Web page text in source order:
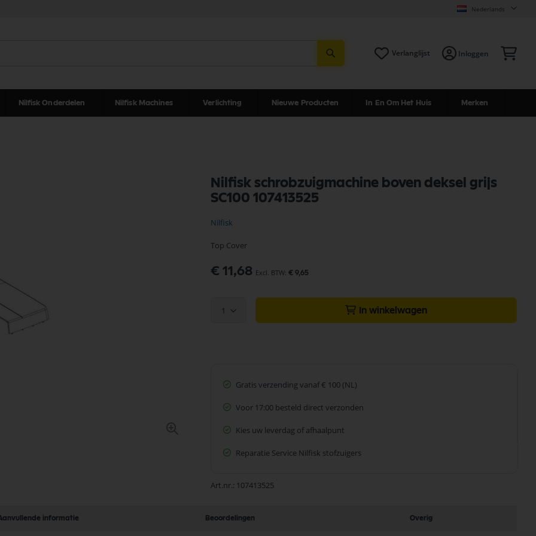
Nederlands
Verlanglijst Inloggen
Nilfisk Onderdelen Nilfisk Machines Verlichting Nieuwe Producten In En Om Het Huis Merken
Nilfisk schrobzuigmachine boven deksel grijs
SC100 107413525
Nilfisk
Top Cover
€ 11,68 € 9,65
1 In winkelwagen
Gratis verzending vanaf € 100 (NL)
Voor 17:00 besteld direct verzonden
Kies uw leverdag of afhaalpunt
Reparatie Service Nilfisk stofzuigers
Art.nr. 107413525
informatie Beoordelingen Overig